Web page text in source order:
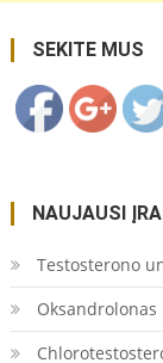
SEKITE MUS
vilnius/">
NAUJAUSI
Testosterono
Oksandrolonas